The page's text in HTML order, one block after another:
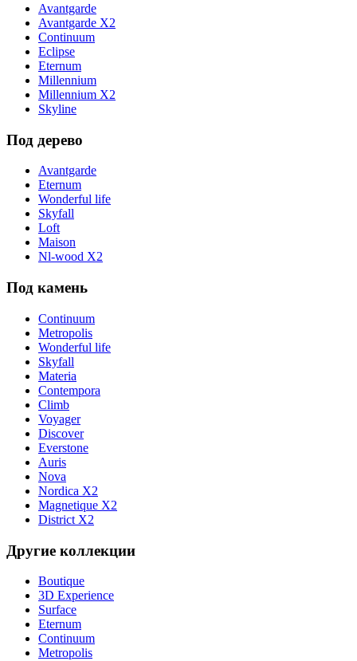
Avantgarde
Avantgarde X2
Continuum
Eclipse
Eternum
Millennium
Millennium X2
Skyline
Под дерево
Avantgarde
Eternum
Wonderful life
Skyfall
Loft
Maison
Nl-wood X2
Под камень
Continuum
Metropolis
Wonderful life
Skyfall
Materia
Contempora
Climb
Voyager
Discover
Everstone
Auris
Nova
Nordica X2
Magnetique X2
District X2
Другие коллекции
Boutique
3D Experience
Surface
Eternum
Continuum
Metropolis